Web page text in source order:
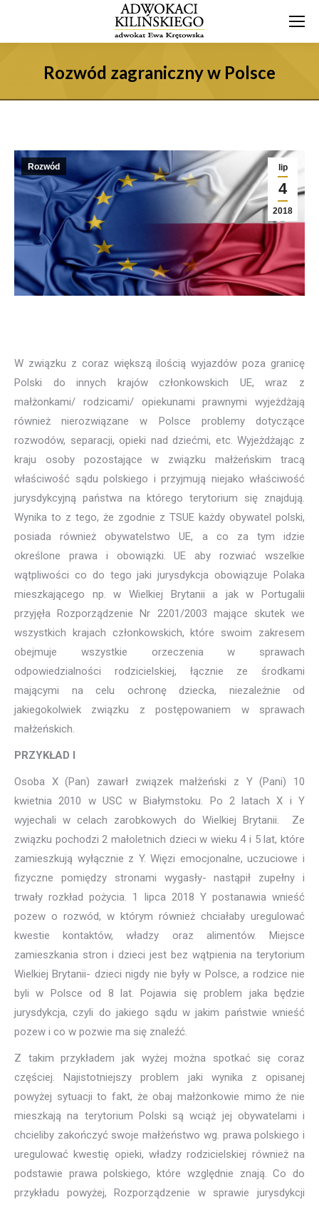
Rozwód zagraniczny w Polsce
lip
4
2018
Rozwód
W związku z coraz większą ilością wyjazdów poza granicę
Polski do innych krajów członkowskich UE, wraz z
małżonkami/ rodzicami/ opiekunami prawnymi wyjeżdżają
również nierozwiązane w Polsce problemy dotyczące
rozwodów, separacji, opieki nad dziećmi, etc. Wyjeżdżając z
kraju osoby pozostające w związku małżeńskim tracą
właściwość sądu polskiego i przyjmują niejako właściwość
jurysdykcyjną państwa na którego terytorium się znajdują.
Wynika to z tego, że zgodnie z TSUE każdy obywatel polski,
posiada również obywatelstwo UE, a co za tym idzie
określone prawa i obowiązki. UE aby rozwiać wszelkie
wątpliwości co do tego jaki jurysdykcja obowiązuje Polaka
mieszkającego np. w Wielkiej Brytanii a jak w Portugalii
przyjęła Rozporządzenie Nr 2201/2003 mające skutek we
wszystkich krajach członkowskich, które swoim zakresem
obejmuje wszystkie orzeczenia w sprawach
odpowiedzialności rodzicielskiej, łącznie ze środkami
mającymi na celu ochronę dziecka, niezależnie od
jakiegokolwiek związku z postępowaniem w sprawach
małżeńskich.
PRZYKŁAD I
Osoba X (Pan) zawarł związek małżeński z Y (Pani) 10
kwietnia 2010 w USC w Białymstoku. Po 2 latach X i Y
wyjechali w celach zarobkowych do Wielkiej Brytanii. Ze
związku pochodzi 2 małoletnich dzieci w wieku 4 i 5 lat, które
zamieszkują wyłącznie z Y. Więzi emocjonalne, uczuciowe i
fizyczne pomiędzy stronami wygasły- nastąpił zupełny i
trwały rozkład pożycia. 1 lipca 2018 Y postanawia wnieść
pozew o rozwód, w którym również chciałaby uregulować
kwestie kontaktów, władzy oraz alimentów. Miejsce
zamieszkania stron i dzieci jest bez wątpienia na terytorium
Wielkiej Brytanii- dzieci nigdy nie były w Polsce, a rodzice nie
byli w Polsce od 8 lat. Pojawia się problem jaka będzie
jurysdykcja, czyli do jakiego sądu w jakim państwie wnieść
pozew i co w pozwie ma się znaleźć.
Z takim przykładem jak wyżej można spotkać się coraz
częściej. Najistotniejszy problem jaki wynika z opisanej
powyżej sytuacji to fakt, że obaj małżonkowie mimo że nie
mieszkają na terytorium Polski są wciąż jej obywatelami i
chcieliby zakończyć swoje małżeństwo wg. prawa polskiego i
uregulować kwestię opieki, władzy rodzicielskiej również na
podstawie prawa polskiego, które względnie znają. Co do
przykładu powyżej, Rozporządzenie w sprawie jurysdykcji